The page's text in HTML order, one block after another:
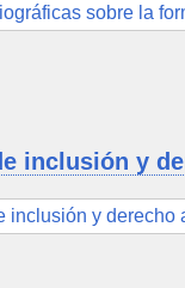
inclusión y